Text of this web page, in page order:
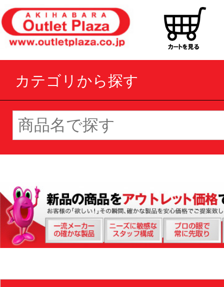
カテゴリから探す